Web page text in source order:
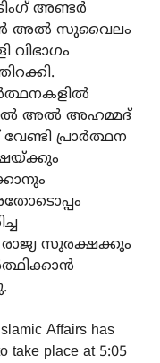
അണ്ടർ
അൽ സുവൈലം
വിഭാഗം
അൽ അഹമ്മദ്
പ്രാർത്ഥന
സുരക്ഷക്കും
Affairs has
take place at 5:05